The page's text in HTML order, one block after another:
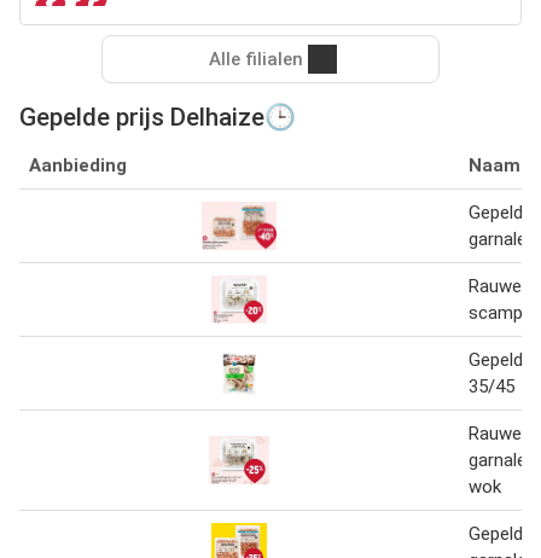
Alle filialen
Gepelde prijs Delhaize🕒
Aanbieding Naam
Gepelde
garnalen
Rauwe
scampi's
Gepelde
35/45
Rauwe,
wok
Gepelde